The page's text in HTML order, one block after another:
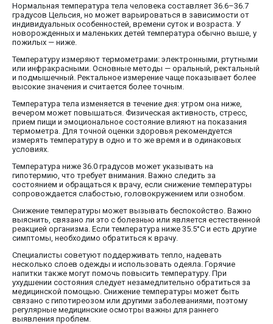
Нормальная температура тела человека составляет 36.6–36.7
градусов Цельсия, но может варьироваться в зависимости от
индивидуальных особенностей, времени суток и возраста. У
новорожденных и маленьких детей температура обычно выше, у
пожилых — ниже.
Температуру измеряют термометрами: электронными, ртутными
или инфракрасными. Основные методы — оральный, ректальный
и подмышечный. Ректальное измерение чаще показывает более
высокие значения и считается более точным.
Температура тела изменяется в течение дня: утром она ниже,
вечером может повышаться. Физическая активность, стресс,
прием пищи и эмоциональное состояние влияют на показания
термометра. Для точной оценки здоровья рекомендуется
измерять температуру в одно и то же время и в одинаковых
условиях.
Температура ниже 36.0 градусов может указывать на
гипотермию, что требует внимания. Важно следить за
состоянием и обращаться к врачу, если снижение температуры
сопровождается слабостью, головокружением или ознобом.
Снижение температуры может вызывать беспокойство. Важно
выяснить, связано ли это с болезнью или является естественной
реакцией организма. Если температура ниже 35.5°C и есть другие
симптомы, необходимо обратиться к врачу.
Специалисты советуют поддерживать тепло, надевать
несколько слоев одежды и использовать одеяла. Горячие
напитки также могут помочь повысить температуру. При
ухудшении состояния следует незамедлительно обратиться за
медицинской помощью. Снижение температуры может быть
связано с гипотиреозом или другими заболеваниями, поэтому
регулярные медицинские осмотры важны для раннего
выявления проблем.